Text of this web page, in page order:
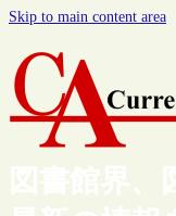
Skip to main content area
図書館界、